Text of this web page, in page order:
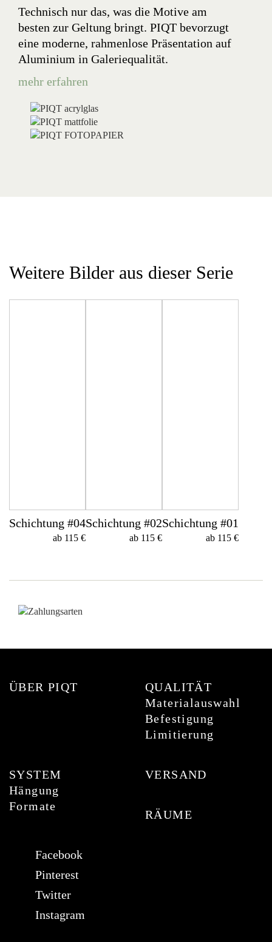
Technisch nur das, was die Motive am
besten zur Geltung bringt. PIQT bevorzugt
eine moderne, rahmenlose Präsentation auf
Aluminium in Galeriequalität.
mehr erfahren
Weitere Bilder aus dieser Serie
Schichtung #04
ab 115 €
Schichtung #02
ab 115 €
Schichtung #01
ab 115 €
ÜBER PIQT
QUALITÄT
Materialauswahl
Befestigung
Limitierung
SYSTEM
Hängung
Formate
VERSAND
RÄUME
Facebook
Pinterest
Twitter
Instagram